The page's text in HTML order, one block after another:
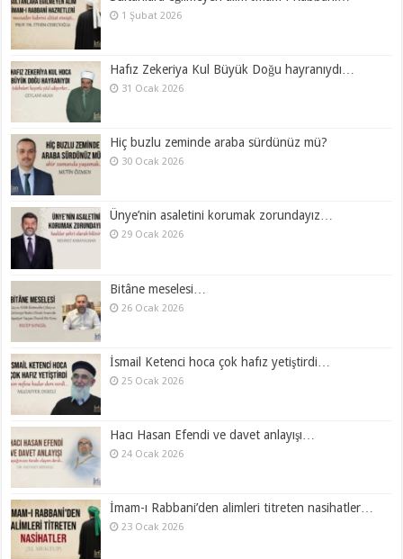
1 Şubat 2026
Hafız Zekeriya Kul Büyük Doğu hayranıydı…
31 Ocak 2026
Hiç buzlu zeminde araba sürdünüz mü?
30 Ocak 2026
Ünye’nin asaletini korumak zorundayız…
29 Ocak 2026
Bitâne meselesi…
26 Ocak 2026
İsmail Ketenci hoca çok hafız yetiştirdi…
25 Ocak 2026
Hacı Hasan Efendi ve davet anlayışı…
24 Ocak 2026
İmam-ı Rabbani’den alimleri titreten nasihatler…
23 Ocak 2026